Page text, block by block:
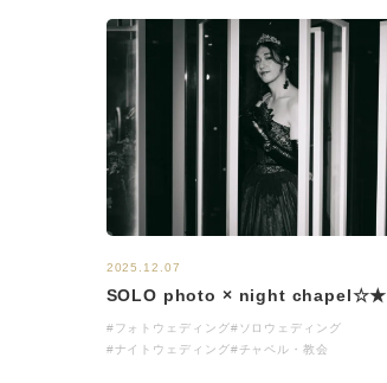
2025.12.07
SOLO photo × night chapel☆★
#フォトウェディング#ソロウェディング
#ナイトウェディング#チャペル・教会